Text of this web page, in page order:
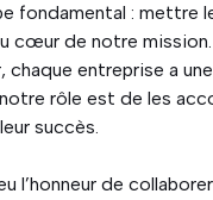
fondamental : mettre
cœur de notre mission.
chaque entreprise a
rôle est de les
succès.
l’honneur de